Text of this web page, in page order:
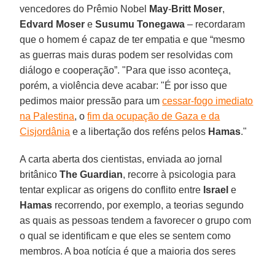
vencedores do Prêmio Nobel
May-Britt Moser,
Edvard Mosere Susumu Tonegawa – recordaram
que o homem é capaz de ter empatia e que “mesmo
as guerras mais duras podem ser resolvidas com
diálogo e cooperação”. "Para que isso aconteça,
porém, a violência deve acabar: "É por isso que
pedimos maior pressão para umcessar-fogo imediato
na Palestina, ofim da ocupação de Gaza e da
Cisjordânia e a libertação dos reféns pelos Hamas."
A carta aberta dos cientistas, enviada ao jornal
britânicoThe Guardian, recorre à psicologia para
tentar explicar as origens do conflito entre Israel e
Hamas recorrendo, por exemplo, a teorias segundo
as quais as pessoas tendem a favorecer o grupo com
o qual se identificam e que eles se sentem como
membros. A boa notícia é que a maioria dos seres